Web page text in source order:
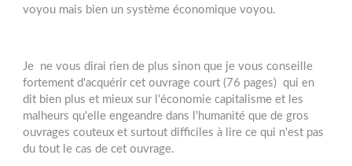
voyou mais bien un système économique voyou.
Je ne vous dirai rien de plus sinon que je vous conseille
fortement d'acquérir cet ouvrage court (76 pages) qui en
dit bien plus et mieux sur l'économie capitalisme et les
malheurs qu'elle engeandre dans l'humanité que de gros
ouvrages couteux et surtout difficiles à lire ce qui n'est pas
du tout le cas de cet ouvrage.